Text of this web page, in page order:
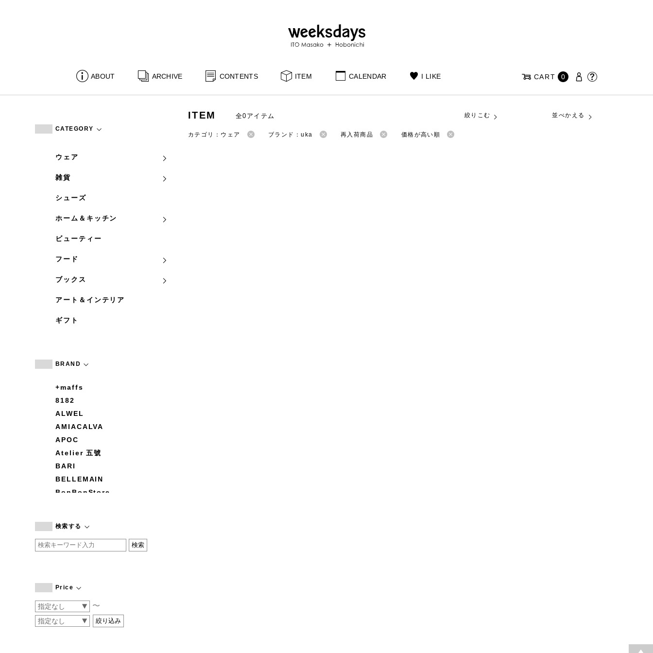
ABOUT ARCHIVE CONTENTS ITEM CALENDAR I LIKE CART 0
CATEGORY
ウェア
雑貨
シューズ
ホーム＆キッチン
ビューティー
フード
ブックス
アート＆インテリア
ギフト
BRAND
+maffs
8182
ALWEL
AMIACALVA
APOC
Atelier 五號
BARI
BELLEMAIN
BonBonStore
by basics
CATWORTH
COGTHEBIGSMOKE
CONVERSE
DEAN & DELUCA
検索する
Price
〜
ITEM 全0アイテム 絞りこむ 並べかえる
カテゴリ：ウェア ブランド：uka 再入荷商品 価格が高い順